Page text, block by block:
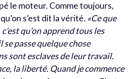
le moteur. Comme toujours,
s’est dit la vérité. «Ce que
qu’on apprend tous les
se passe quelque chose
sont esclaves de leur travail.
la liberté. Quand je commence